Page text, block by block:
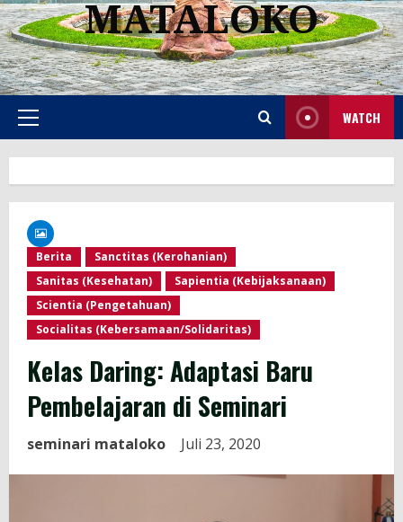
MATALOKO
Primary
WATCH
Berita
Sanctitas (Kerohanian)
Sanitas (Kesehatan)
Sapientia (Kebijaksanaan)
Scientia (Pengetahuan)
Socialitas (Kebersamaan/Solidaritas)
Kelas Daring: Adaptasi Baru
Pembelajaran di Seminari
seminari mataloko Juli 23, 2020